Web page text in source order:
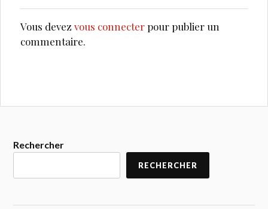
Vous devezvous connecterpour publier un
commentaire.
Rechercher
RECHERCHER